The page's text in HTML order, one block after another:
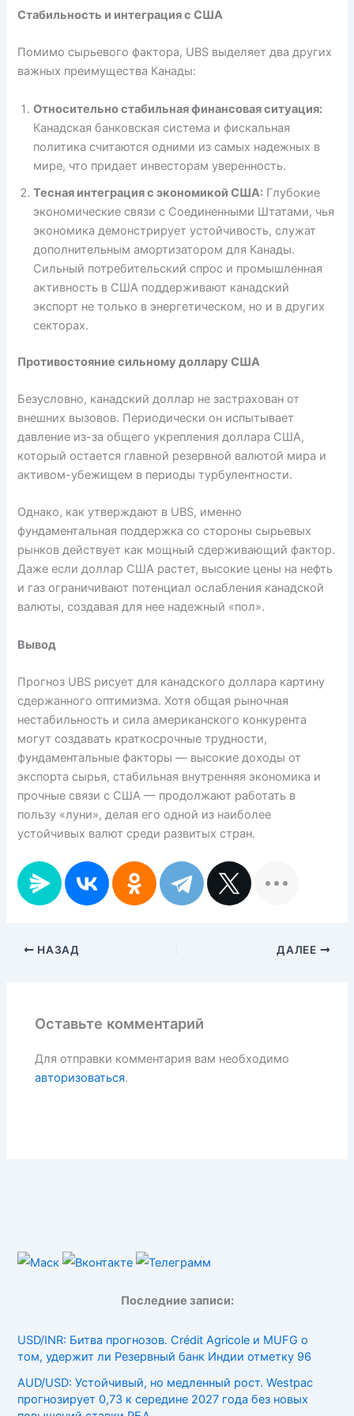
Стабильность и интеграция с США
Помимо сырьевого фактора, UBS выделяет два других
важных преимущества Канады:
Относительно стабильная финансовая ситуация:
Канадская банковская система и фискальная
политика считаются одними из самых надежных в
мире, что придает инвесторам уверенность.
Тесная интеграция с экономикой США: Глубокие
экономические связи с Соединенными Штатами, чья
экономика демонстрирует устойчивость, служат
дополнительным амортизатором для Канады.
Сильный потребительский спрос и промышленная
активность в США поддерживают канадский
экспорт не только в энергетическом, но и в других
секторах.
Противостояние сильному доллару США
Безусловно, канадский доллар не застрахован от
внешних вызовов. Периодически он испытывает
давление из-за общего укрепления доллара США,
который остается главной резервной валютой мира и
активом-убежищем в периоды турбулентности.
Однако, как утверждают в UBS, именно
фундаментальная поддержка со стороны сырьевых
рынков действует как мощный сдерживающий фактор.
Даже если доллар США растет, высокие цены на нефть
и газ ограничивают потенциал ослабления канадской
валюты, создавая для нее надежный «пол».
Вывод
Прогноз UBS рисует для канадского доллара картину
сдержанного оптимизма. Хотя общая рыночная
нестабильность и сила американского конкурента
могут создавать краткосрочные трудности,
фундаментальные факторы — высокие доходы от
экспорта сырья, стабильная внутренняя экономика и
прочные связи с США — продолжают работать в
пользу «луни», делая его одной из наиболее
устойчивых валют среди развитых стран.
НАЗАД ДАЛЕЕ
Оставьте комментарий
Для отправки комментария вам необходимо
авторизоваться.
Последние записи:
USD/INR: Битва прогнозов. Crédit Agricole и MUFG о
том, удержит ли Резервный банк Индии отметку 96
AUD/USD: Устойчивый, но медленный рост. Westpac
прогнозирует 0,73 к середине 2027 года без новых